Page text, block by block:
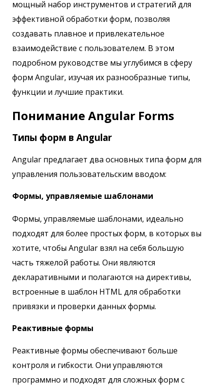
мощный набор инструментов и стратегий для
эффективной обработки форм, позволяя
создавать плавное и привлекательное
взаимодействие с пользователем. В этом
подробном руководстве мы углубимся в сферу
форм Angular, изучая их разнообразные типы,
функции и лучшие практики.
Понимание Angular Forms
Типы форм в Angular
Angular предлагает два основных типа форм для
управления пользовательским вводом:
Формы, управляемые шаблонами
Формы, управляемые шаблонами, идеально
подходят для более простых форм, в которых вы
хотите, чтобы Angular взял на себя большую
часть тяжелой работы. Они являются
декларативными и полагаются на директивы,
встроенные в шаблон HTML для обработки
привязки и проверки данных формы.
Реактивные формы
Реактивные формы обеспечивают больше
контроля и гибкости. Они управляются
программно и подходят для сложных форм с